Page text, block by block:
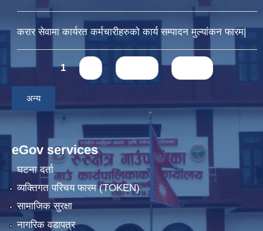
करार सेवामा कार्यरत कर्मचारीहरुको कार्य सम्पादन मुल्यांकन फारम|
Pages1
अन्य
eGov services
घटना दर्ता
व्यक्तिगत परिचय फारम (TOKEN)
सामाजिक सुरक्षा
नागरिक वडापत्र